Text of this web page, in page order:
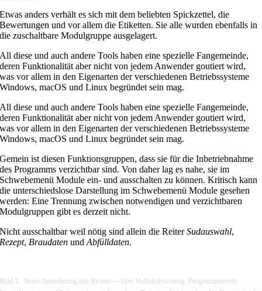
Etwas anders verhält es sich mit dem beliebten Spickzettel, die
Bewertungen und vor allem die Etiketten. Sie alle wurden ebenfalls in
die zuschaltbare Modulgruppe ausgelagert.
All diese und auch andere Tools haben eine spezielle Fangemeinde,
deren Funktionalität aber nicht von jedem Anwender goutiert wird,
was vor allem in den Eigenarten der verschiedenen Betriebssysteme
Windows, macOS und Linux begründet sein mag.
All diese und auch andere Tools haben eine spezielle Fangemeinde,
deren Funktionalität aber nicht von jedem Anwender goutiert wird,
was vor allem in den Eigenarten der verschiedenen Betriebssysteme
Windows, macOS und Linux begründet sein mag.
Gemein ist diesen Funktionsgruppen, dass sie für die Inbetriebnahme
des Programms verzichtbar sind. Von daher lag es nahe, sie im
Schwebemenü Module ein- und ausschalten zu können. Kritisch kann
die unterschiedslose Darstellung im Schwebemenü Module gesehen
werden: Eine Trennung zwischen notwendigen und verzichtbaren
Modulgruppen gibt es derzeit nicht.
Nicht ausschaltbar weil nötig sind allein die ReiterSudauswahl,
Rezept, Braudaten undAbfülldaten.
Bild 2: Neue Anordnung der Reiter — hier Vollaktivierung. Programmweite